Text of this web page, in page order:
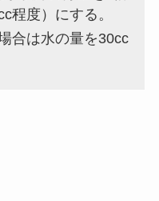
程度）にする。
合は水の量を30cc